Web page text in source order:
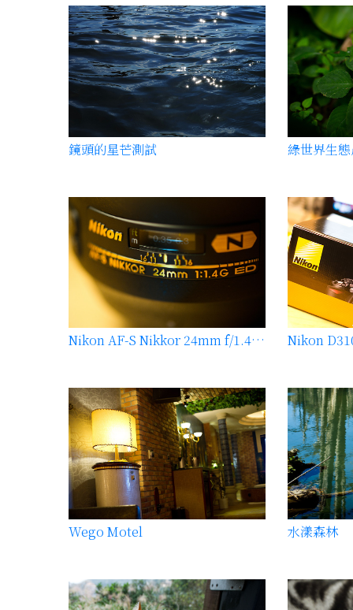
鏡頭的星芒測試 綠世界生
Nikon AF-S Nikkor 24mm f/1.4G ED + Nikon AF-S Nikkor 85mm f/1.4G 開箱
Wego Motel 水漾森林